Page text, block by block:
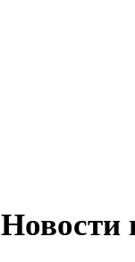
Новости